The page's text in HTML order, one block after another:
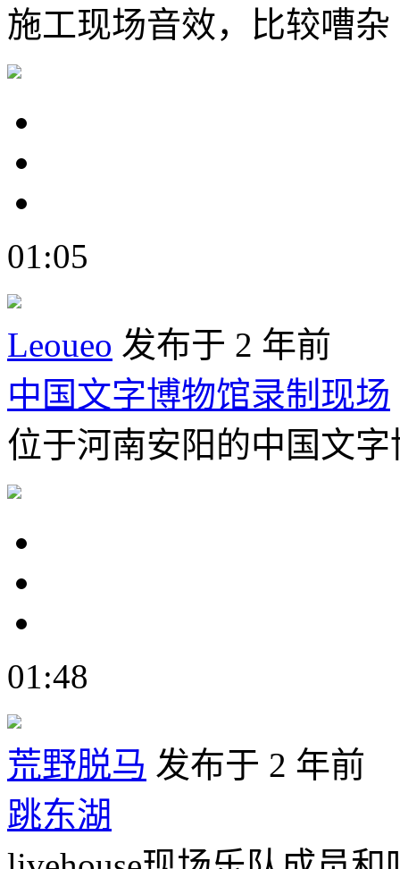
施工现场音效，比较嘈杂
01:05
Leoueo 发布于 2 年前
中国文字博物馆录制现场
位于河南安阳的中国文
01:48
荒野脱马 发布于 2 年前
跳东湖